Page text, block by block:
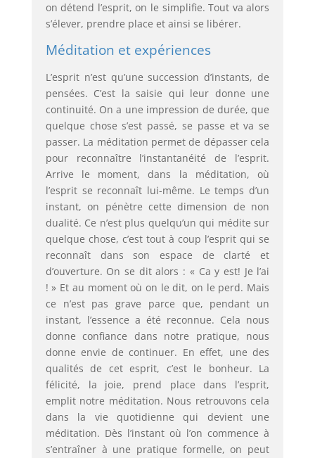
on détend l’esprit, on le simplifie. Tout va alors
s’élever, prendre place et ainsi se libérer.
Méditation et expériences
L’esprit n’est qu’une succession d’instants, de
pensées. C’est la saisie qui leur donne une
continuité. On a une impression de durée, que
quelque chose s’est passé, se passe et va se
passer. La méditation permet de dépasser cela
pour reconnaître l’instantanéité de l’esprit.
Arrive le moment, dans la méditation, où
l’esprit se reconnaît lui-même. Le temps d’un
instant, on pénètre cette dimension de non
dualité. Ce n’est plus quelqu’un qui médite sur
quelque chose, c’est tout à coup l’esprit qui se
reconnaît dans son espace de clarté et
d’ouverture. On se dit alors : « Ca y est! Je l’ai
! » Et au moment où on le dit, on le perd. Mais
ce n’est pas grave parce que, pendant un
instant, l’essence a été reconnue. Cela nous
donne confiance dans notre pratique, nous
donne envie de continuer. En effet, une des
qualités de cet esprit, c’est le bonheur. La
félicité, la joie, prend place dans l’esprit,
emplit notre méditation. Nous retrouvons cela
dans la vie quotidienne qui devient une
méditation. Dès l’instant où l’on commence à
s’entraîner à une pratique formelle, on peut